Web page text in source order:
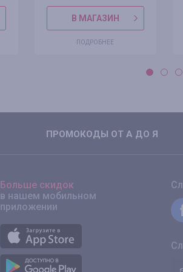
В МАГАЗИН
ПОДРОБНЕЕ
ПРОМОКОДЫ ОТ А ДО Я
Больше скидок
в нашем мобильном
приложении